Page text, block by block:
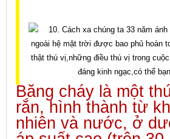
Băng cháy là một
rắn, hình thành từ
nhiên và nước, ở